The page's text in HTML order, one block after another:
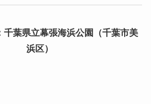
千葉県立幕張海浜公園（千葉市美
浜区）